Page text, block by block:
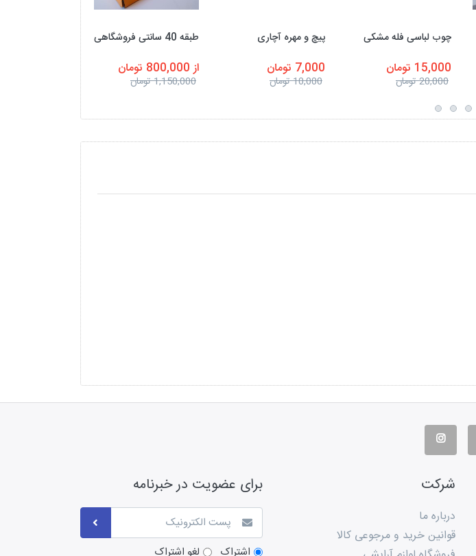
چوب لباسی فله مشکی
15,000 تومان
20,000 تومان
پیچ و مهره آچاری
7,000 تومان
10,000 تومان
طبقه 40 سانتی فروشگاهی
از 800,000 تومان
1,150,000 تومان
شرکت
درباره ما
قوانین خرید و مرجوعی کالا
برای عضویت در خبرنامه
اشتراک لغو اشتراک